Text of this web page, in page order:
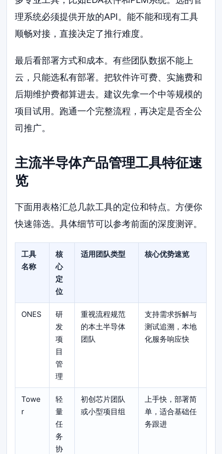
理系统必须提供开放的API。能不能和现有工具
顺畅对接，直接决定了推行难度。
最后看部署方式和成本。有些团队数据不能上
云，只能选私有部署。把软件许可费、实施费和
后期维护费都算进去。建议先拿一个中等规模的
项目试用。跑通一个完整流程，再决定是否全公
司推广。
主流半导体产品管理工具特征速
览
下面用表格汇总几款工具的定位和特点。方便你
快速筛选。具体细节可以参考前面的深度测评。
工具
名称
核
心
定
位
适用团队类型 核心优势速览
ONES
研
发
项
目
管
理
重视流程规范
的本土半导体
团队
支持需求拆解与
测试追溯，本地
化服务响应快
Towe
r
轻
量
任
务
协
初创芯片团队
或小型项目组
上手快，部署简
单，适合基础任
务跟进